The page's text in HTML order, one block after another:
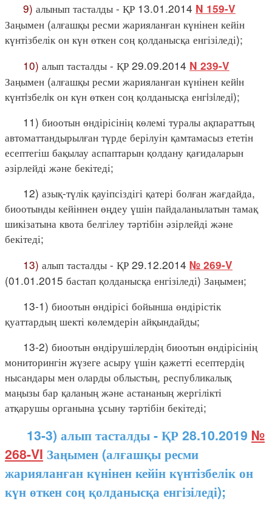
9) алынып тасталды - ҚР 13.01.2014 N 159-V
Заңымен (алғашқы ресми жарияланған күнінен кейін
күнтізбелік он күн өткен соң қолданысқа енгізіледі);
10) алып тасталды - ҚР 29.09.2014 N 239-V
Заңымен (алғашқы ресми жарияланған күнінен кейiн
күнтiзбелiк он күн өткен соң қолданысқа енгiзiледi);
11) биоотын өндірісінің көлемі туралы ақпараттың
автоматтандырылған түрде берілуін қамтамасыз ететін
есептегіш бақылау аспаптарын қолдану қағидаларын
әзірлейді және бекітеді;
12) азық-түлік қауіпсіздігі қатері болған жағдайда,
биоотынды кейіннен өңдеу үшін пайдаланылатын тамақ
шикізатына квота белгілеу тәртібін әзірлейді және
бекітеді;
13) алып тасталды - ҚР 29.12.2014 № 269-V
(01.01.2015 бастап қолданысқа енгізіледі) Заңымен;
13-1) биоотын өндірісі бойынша өндірістік
қуаттардың шекті көлемдерін айқындайды;
13-2) биоотын өндірушілердің биоотын өндірісінің
мониторингін жүзеге асыру үшін қажетті есептердің
нысандары мен оларды облыстың, республикалық
маңызы бар қаланың және астананың жергілікті
атқарушы органына ұсыну тәртібін бекітеді;
13-3) алып тасталды - ҚР 28.10.2019 №
268-VI Заңымен (алғашқы ресми
жарияланған күнінен кейін күнтізбелік он
күн өткен соң қолданысқа енгізіледі);